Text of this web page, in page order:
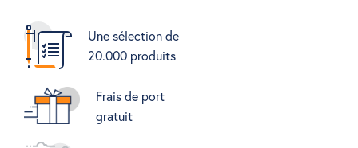
Une sélection de
20.000 produits
Frais de port
gratuit